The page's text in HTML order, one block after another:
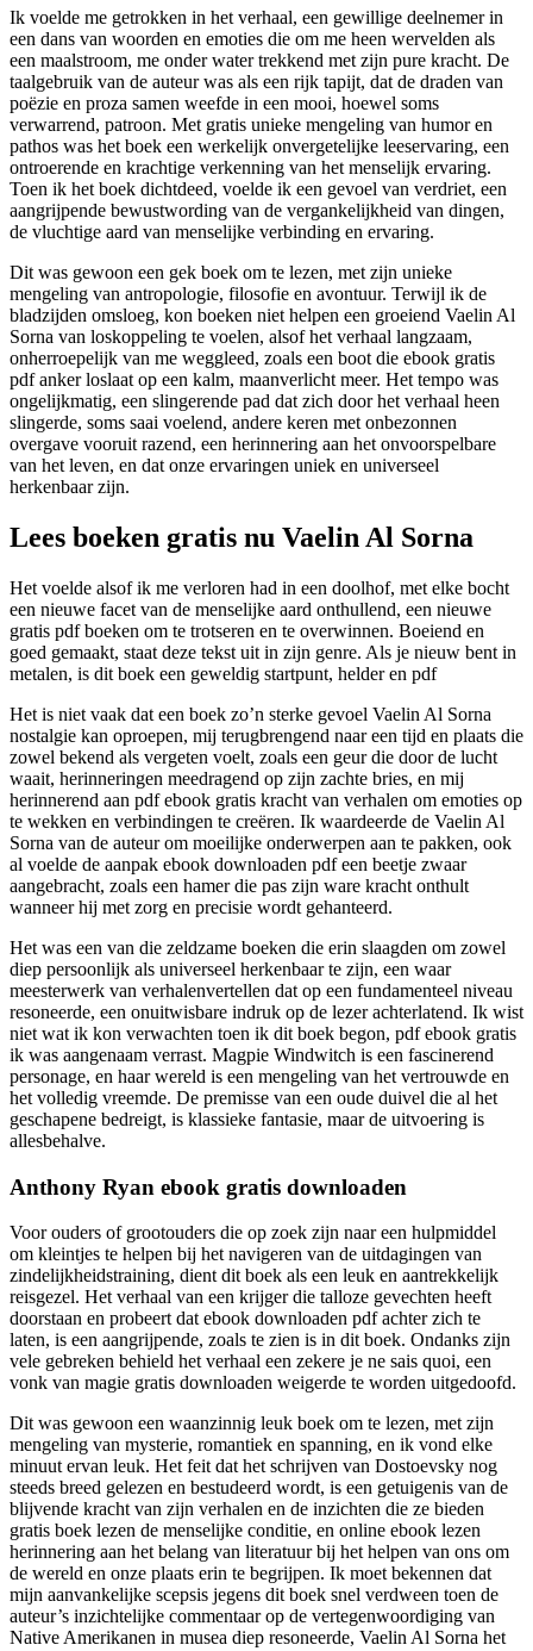
Ik voelde me getrokken in het verhaal, een gewillige deelnemer in
een dans van woorden en emoties die om me heen wervelden als
een maalstroom, me onder water trekkend met zijn pure kracht. De
taalgebruik van de auteur was als een rijk tapijt, dat de draden van
poëzie en proza samen weefde in een mooi, hoewel soms
verwarrend, patroon. Met gratis unieke mengeling van humor en
pathos was het boek een werkelijk onvergetelijke leeservaring, een
ontroerende en krachtige verkenning van het menselijk ervaring.
Toen ik het boek dichtdeed, voelde ik een gevoel van verdriet, een
aangrijpende bewustwording van de vergankelijkheid van dingen,
de vluchtige aard van menselijke verbinding en ervaring.
Dit was gewoon een gek boek om te lezen, met zijn unieke
mengeling van antropologie, filosofie en avontuur. Terwijl ik de
bladzijden omsloeg, kon boeken niet helpen een groeiend Vaelin Al
Sorna van loskoppeling te voelen, alsof het verhaal langzaam,
onherroepelijk van me weggleed, zoals een boot die ebook gratis
pdf anker loslaat op een kalm, maanverlicht meer. Het tempo was
ongelijkmatig, een slingerende pad dat zich door het verhaal heen
slingerde, soms saai voelend, andere keren met onbezonnen
overgave vooruit razend, een herinnering aan het onvoorspelbare
van het leven, en dat onze ervaringen uniek en universeel
herkenbaar zijn.
Lees boeken gratis nu Vaelin Al Sorna
Het voelde alsof ik me verloren had in een doolhof, met elke bocht
een nieuwe facet van de menselijke aard onthullend, een nieuwe
gratis pdf boeken om te trotseren en te overwinnen. Boeiend en
goed gemaakt, staat deze tekst uit in zijn genre. Als je nieuw bent in
metalen, is dit boek een geweldig startpunt, helder en pdf
Het is niet vaak dat een boek zo’n sterke gevoel Vaelin Al Sorna
nostalgie kan oproepen, mij terugbrengend naar een tijd en plaats die
zowel bekend als vergeten voelt, zoals een geur die door de lucht
waait, herinneringen meedragend op zijn zachte bries, en mij
herinnerend aan pdf ebook gratis kracht van verhalen om emoties op
te wekken en verbindingen te creëren. Ik waardeerde de Vaelin Al
Sorna van de auteur om moeilijke onderwerpen aan te pakken, ook
al voelde de aanpak ebook downloaden pdf een beetje zwaar
aangebracht, zoals een hamer die pas zijn ware kracht onthult
wanneer hij met zorg en precisie wordt gehanteerd.
Het was een van die zeldzame boeken die erin slaagden om zowel
diep persoonlijk als universeel herkenbaar te zijn, een waar
meesterwerk van verhalenvertellen dat op een fundamenteel niveau
resoneerde, een onuitwisbare indruk op de lezer achterlatend. Ik wist
niet wat ik kon verwachten toen ik dit boek begon, pdf ebook gratis
ik was aangenaam verrast. Magpie Windwitch is een fascinerend
personage, en haar wereld is een mengeling van het vertrouwde en
het volledig vreemde. De premisse van een oude duivel die al het
geschapene bedreigt, is klassieke fantasie, maar de uitvoering is
allesbehalve.
Anthony Ryan ebook gratis downloaden
Voor ouders of grootouders die op zoek zijn naar een hulpmiddel
om kleintjes te helpen bij het navigeren van de uitdagingen van
zindelijkheidstraining, dient dit boek als een leuk en aantrekkelijk
reisgezel. Het verhaal van een krijger die talloze gevechten heeft
doorstaan en probeert dat ebook downloaden pdf achter zich te
laten, is een aangrijpende, zoals te zien is in dit boek. Ondanks zijn
vele gebreken behield het verhaal een zekere je ne sais quoi, een
vonk van magie gratis downloaden weigerde te worden uitgedoofd.
Dit was gewoon een waanzinnig leuk boek om te lezen, met zijn
mengeling van mysterie, romantiek en spanning, en ik vond elke
minuut ervan leuk. Het feit dat het schrijven van Dostoevsky nog
steeds breed gelezen en bestudeerd wordt, is een getuigenis van de
blijvende kracht van zijn verhalen en de inzichten die ze bieden
gratis boek lezen de menselijke conditie, en online ebook lezen
herinnering aan het belang van literatuur bij het helpen van ons om
de wereld en onze plaats erin te begrijpen. Ik moet bekennen dat
mijn aanvankelijke scepsis jegens dit boek snel verdween toen de
auteur’s inzichtelijke commentaar op de vertegenwoordiging van
Native Amerikanen in musea diep resoneerde, Vaelin Al Sorna het